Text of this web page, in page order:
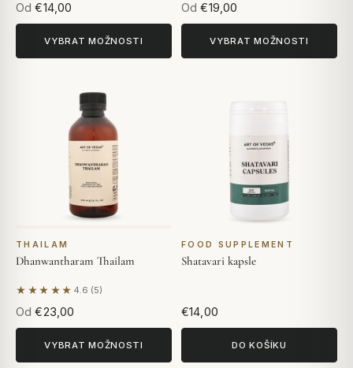
Od €14,00
VYBRAT MOŽNOSTI
Od €19,00
VYBRAT MOŽNOSTI
THAILAM
Dhanwantharam Thailam
★★★★★ 4.6 (5)
Na základě 5 hodnocení
Od €23,00
VYBRAT MOŽNOSTI
FOOD SUPPLEMENT
Shatavari kapsle
€14,00
DO KOŠÍKU